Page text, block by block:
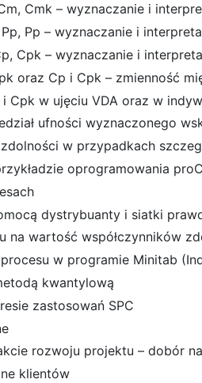
Cmk – wyznaczanie i
Pp – wyznaczanie i
Cpk – wyznaczanie i
oraz Cp i Cpk – zmienność
Cpk w ujęciu VDA oraz w
ufności wyznaczonego
w przypadkach
oprogramowania
dystrybuanty i siatki
na wartość współczynników
w programie Minitab
kwantylową
zastosowań SPC
rozwoju projektu – dobór
klientów